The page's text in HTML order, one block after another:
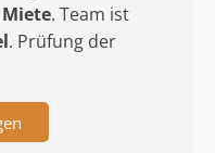
. Team ist
. Prüfung der